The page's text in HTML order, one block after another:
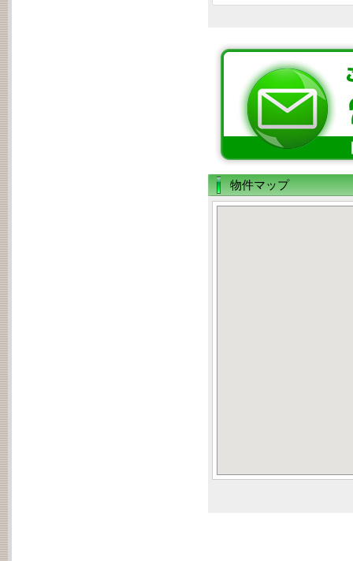
物件マップ